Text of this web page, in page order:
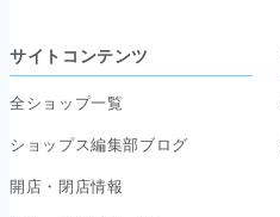
サイトコンテンツ
全ショップ一覧
ショップス編集部ブログ
開店・閉店情報